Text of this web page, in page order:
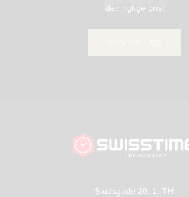
den rigtige pris!
Studsgade 20, 1. TH.